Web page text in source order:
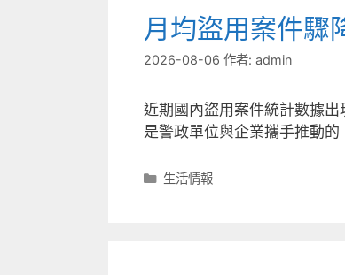
月均盜用案件驟
2026-08-06 作者: admin
近期國內盜用案件統計數據
是警政單位與企業攜手推動
分
生活情報